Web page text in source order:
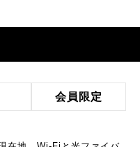
会員限定